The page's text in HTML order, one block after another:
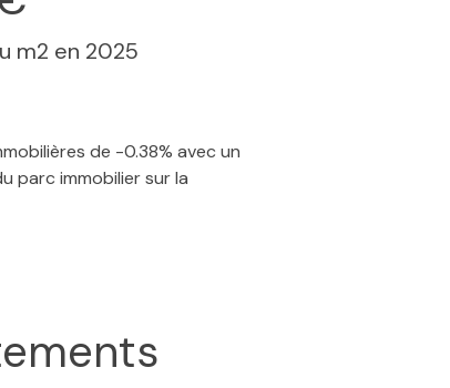
m2 en 2025
de -0.38% avec un
parc immobilier sur la